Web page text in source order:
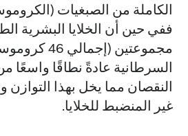
الكاملة من الصبغيات
ففي حين أن الخلايا البشرية
مجموعتين
السرطانية عادةً نطاقًا واسعًا
النقصان مما يخل بهذا التوازن
غير المنضبط للخلايا.